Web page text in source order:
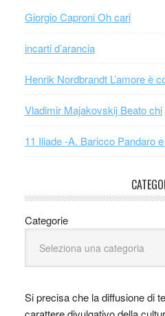
Giorgio Caproni Oh cari
incarti d’arancia
Henrik Nordbrandt L’amore è
Vladimir Majakovskij Beato chi
11 Iliade -A. Baricco Pandaro
Categorie
Si precisa che la diffusione di